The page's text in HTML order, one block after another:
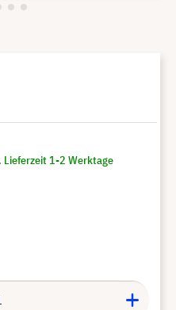
Lieferzeit 1-2 Werktage